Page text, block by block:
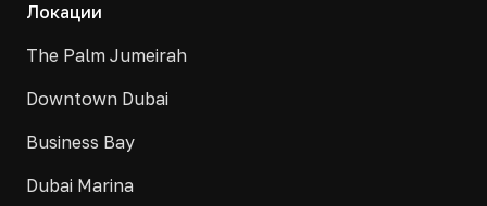
Локации
The Palm Jumeirah
Downtown Dubai
Business Bay
Dubai Marina